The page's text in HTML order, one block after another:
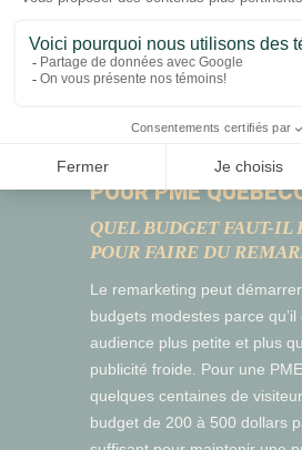
Si tu n’es pas certain de la
site à cet égard, c’est quelque
campagnes de remarketing.
FAQ SUR LE
POUR PME
QUEL BUDGET FAUT-IL
POUR FAIRE DU
Le remarketing peut
budgets modestes parce qu’il
audience plus petite et plus
publicité froide. Pour une
quelques centaines de
budget de 200 à 500 dollars